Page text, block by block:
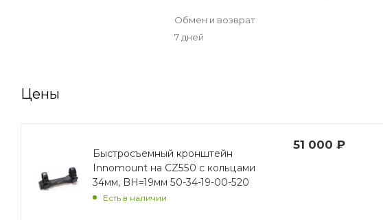
Обмен и возврат
7 дней
Цены
Быстросъемный кронштейн
Innomount на CZ550 с кольцами
34мм, BH=19мм 50-34-19-00-520
Есть в наличии
51 000 ₽